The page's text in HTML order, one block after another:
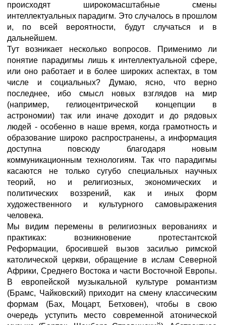
происходят широкомасштабные смены
интеллектуальных парадигм. Это случалось в прошлом
и, по всей вероятности, будут случаться и в
дальнейшем.
Тут возникает несколько вопросов. Применимо ли
понятие парадигмы лишь к интеллектуальной сфере,
или оно работает и в более широких аспектах, в том
числе и социальных? Думаю, ясно, что верно
последнее, ибо смысл новых взглядов на мир
(например, гелиоцентрической концепции в
астрономии) так или иначе доходит и до рядовых
людей - особенно в наше время, когда грамотность и
образование широко распространены, а информация
доступна повсюду благодаря новым
коммуникационным технологиям. Так что парадигмы
касаются не только сугубо специальных научных
теорий, но и религиозных, экономических и
политических воззрений, как и иных форм
художественного и культурного самовыражения
человека.
Мы видим перемены в религиозных верованиях и
практиках: возникновение протестантской
Реформации, бросившей вызов засилью римской
католической церкви, обращение в ислам Северной
Африки, Среднего Востока и части Восточной Европы.
В европейской музыкальной культуре романтизм
(Брамс, Чайковский) приходит на смену классическим
формам (Бах, Моцарт, Бетховен), чтобы в свою
очередь уступить место современной атонической